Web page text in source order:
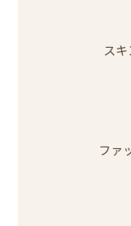
ス
ファ